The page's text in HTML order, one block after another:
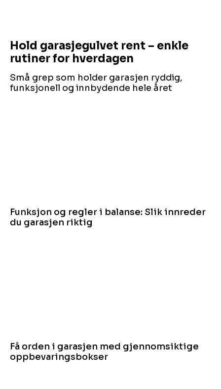
Hold garasjegulvet rent – enkle
rutiner for hverdagen
Små grep som holder garasjen ryddig,
funksjonell og innbydende hele året
Funksjon og regler i balanse: Slik innreder
du garasjen riktig
Få orden i garasjen med gjennomsiktige
oppbevaringsbokser